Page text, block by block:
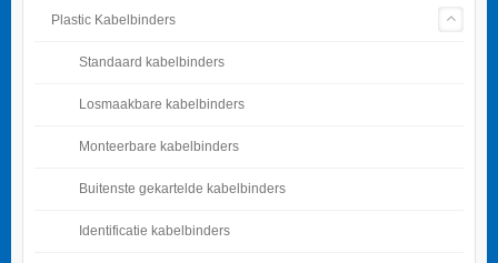
Plastic Kabelbinders
Standaard kabelbinders
Losmaakbare kabelbinders
Monteerbare kabelbinders
Buitenste gekartelde kabelbinders
Identificatie kabelbinders